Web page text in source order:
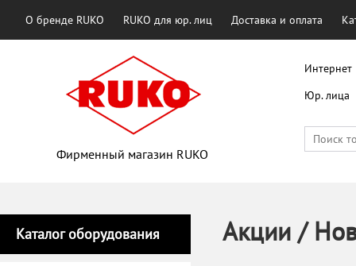
О бренде RUKO RUKO для юр. лиц Доставка и оплата
Фирменный магазин RUKO
Интернет
Юр. лица
Каталог оборудования Акции /